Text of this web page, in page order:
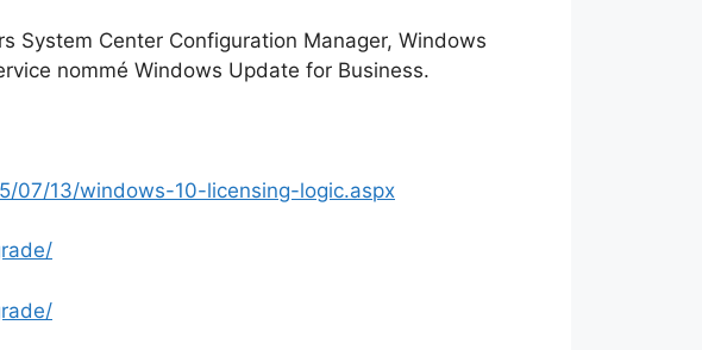
System Center Configuration Manager, Windows
nommé Windows Update for Business.
07/13/windows-10-licensing-logic.aspx